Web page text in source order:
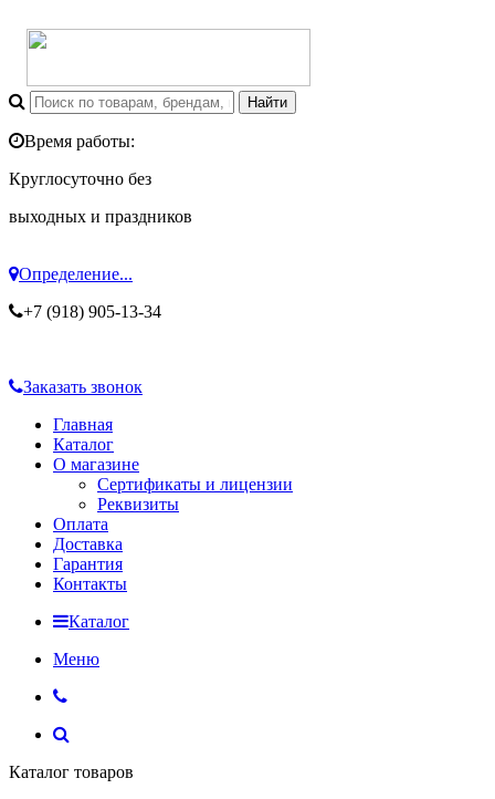
Время работы:
Круглосуточно без
выходных и праздников
Определение...
+7 (918) 905-13-34
Заказать звонок
Главная
Каталог
О магазине
Сертификаты и лицензии
Реквизиты
Оплата
Доставка
Гарантия
Контакты
Каталог
Меню
Каталог товаров